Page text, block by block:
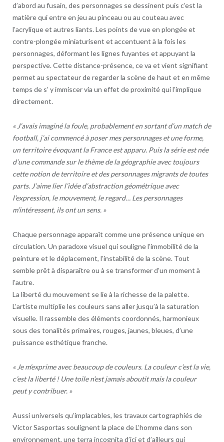
d’abord au fusain, des personnages se dessinent puis c’est la
matière qui entre en jeu au pinceau ou au couteau avec
l’acrylique et autres liants. Les points de vue en plongée et
contre-plongée miniaturisent et accentuent à la fois les
personnages, déformant les lignes fuyantes et appuyant la
perspective. Cette distance-présence, ce va et vient signifiant
permet au spectateur de regarder la scène de haut et en même
temps de s’ y immiscer via un effet de proximité qui l’implique
directement.
« J’avais imaginé la foule, probablement en sortant d’un match de
football, j’ai commencé à poser mes personnages et une forme,
un territoire évoquant la France est apparu. Puis la série est née
d’une commande sur le thème de la géographie avec toujours
cette notion de territoire et des personnages migrants de toutes
parts. J’aime lier l’idée d’abstraction géométrique avec
l’expression, le mouvement, le regard… Les personnages
m’intéressent, ils ont un sens. »
Chaque personnage apparaît comme une présence unique en
circulation. Un paradoxe visuel qui souligne l’immobilité de la
peinture et le déplacement, l’instabilité de la scène. Tout
semble prêt à disparaître ou à se transformer d’un moment à
l’autre.
La liberté du mouvement se lie à la richesse de la palette.
L’artiste multiplie les couleurs sans aller jusqu’à la saturation
visuelle. Il rassemble des éléments coordonnés, harmonieux
sous des tonalités primaires, rouges, jaunes, bleues, d’une
puissance esthétique franche.
« Je m’exprime avec beaucoup de couleurs. La couleur c’est la vie,
c’est la liberté ! Une toile n’est jamais aboutit mais la couleur
peut y contribuer. »
Aussi universels qu’implacables, les travaux cartographiés de
Victor Sasportas soulignent la place de L’homme dans son
environnement, une terra incognita d’ici et d’ailleurs qui